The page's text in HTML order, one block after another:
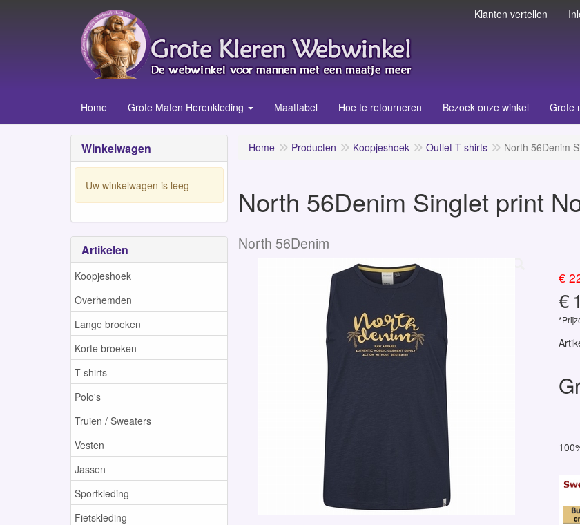
Klanten vertellen
Home Grote Maten Herenkleding Maattabel Hoe te retourneren Bezoek onze winkel Grote
Winkelwagen
Uw winkelwagen is leeg
Artikelen
Koopjeshoek
Overhemden
Lange broeken
Korte broeken
T-shirts
Polo's
Truien / Sweaters
Vesten
Jassen
Sportkleding
Fietskleding
Home Producten Koopjeshoek Outlet T-shirts North 56Denim
North 56Denim Singlet print
North 56Denim
€
€